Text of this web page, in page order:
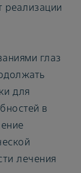
реализации
глаз
для
в
лечения